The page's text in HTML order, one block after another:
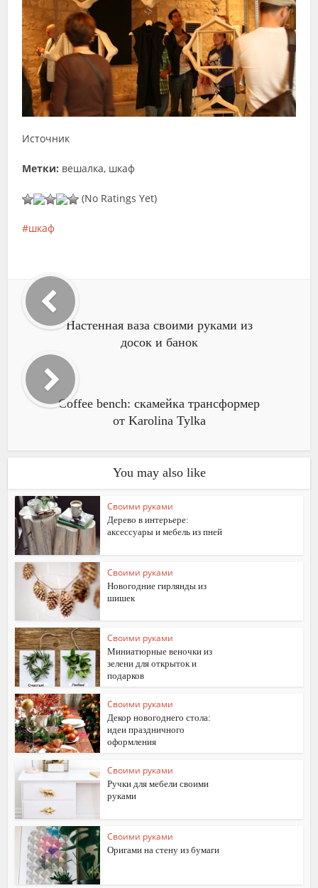
Источник
Метки: вешалка, шкаф
(No Ratings Yet)
шкаф
Настенная ваза своими руками из
досок и банок
Coffee bench: скамейка трансформер
от Karolina Tylka
You may also like
Своими руками
Дерево в интерьере:
аксессуары и мебель из пней
Своими руками
Новогодние гирлянды из
шишек
Своими руками
Миниатюрные веночки из
зелени для открыток и
подарков
Своими руками
Декор новогоднего стола:
идеи праздничного
оформления
Своими руками
Ручки для мебели своими
руками
Своими руками
Оригами на стену из бумаги